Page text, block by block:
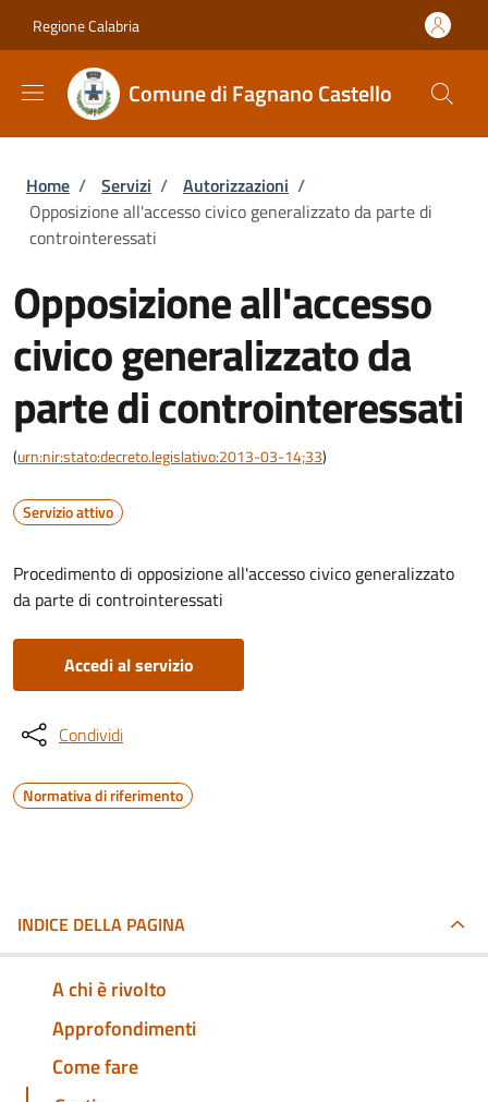
Regione Calabria
Comune di Fagnano Castello
Briciole di pane
Home / Servizi / Autorizzazioni /
Opposizione all'accesso civico generalizzato da parte di
controinteressati
Opposizione all'accesso
civico generalizzato da
parte di controinteressati
(urn:nir:stato:decreto.legislativo:2013-03-14;33)
Servizio attivo
Procedimento di opposizione all'accesso civico generalizzato
da parte di controinteressati
Accedi al servizio
Condividi
Normativa di riferimento
INDICE DELLA PAGINA
A chi è rivolto
Approfondimenti
Come fare